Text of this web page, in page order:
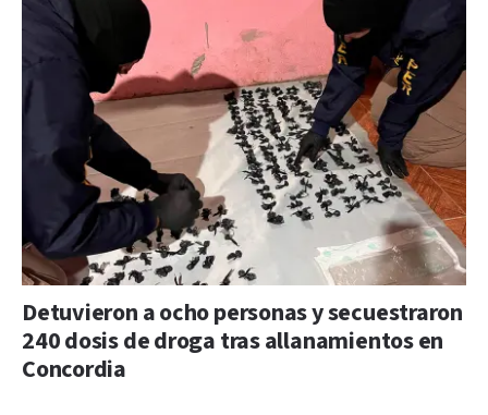
Detuvieron a ocho personas y secuestraron
240 dosis de droga tras allanamientos en
Concordia